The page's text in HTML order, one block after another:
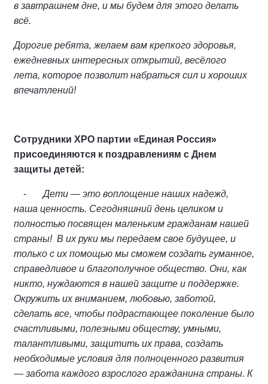
в завтрашнем дне, и мы будем для этого делать
всё.
Дорогие ребята, желаем вам крепкого здоровья,
ежедневных интересных открытий, весёлого
лета, которое позволит набраться сил и хороших
впечатлений!
Сотрудники ХРО партии «Единая Россия»
присоединяются к поздравлениям с Днем
защиты детей:
-Дети — это воплощение наших надежд,
наша ценность. Сегодняшний день целиком и
полностью посвящен маленьким гражданам нашей
страны! В их руки мы передаем свое будущее, и
только с их помощью мы сможем создать гуманное,
справедливое и благополучное общество. Они, как
никто, нуждаются в нашей защите и поддержке.
Окружить их вниманием, любовью, заботой,
сделать все, чтобы подрастающее поколение было
счастливыми, полезными обществу, умными,
талантливыми, защитить их права, создать
необходимые условия для полноценного развития
— забота каждого взрослого гражданина страны. К